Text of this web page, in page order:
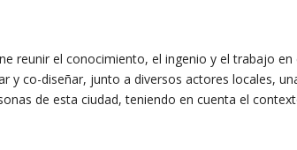
reunir el conocimiento, el ingenio y el trabajo
y co-diseñar, junto a diversos actores locales,
de esta ciudad, teniendo en cuenta el